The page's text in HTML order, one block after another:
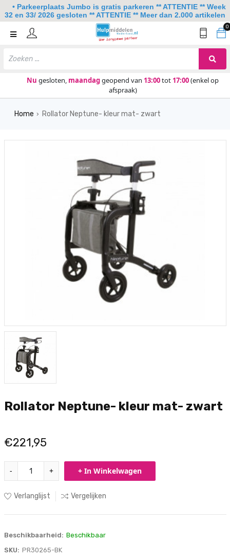
0
Nu gesloten, maandaggeopend van 13:00tot 17:00(enkel op
afspraak)
Home
Keuken
Home › Rollator Neptune- kleur mat- zwart
Rollator Neptune- kleur mat- zwart
€221,95
- + + In Winkelwagen
Verlanglijst Vergelijken
Beschikbaarheid: Beschikbaar
SKU: PR30265-BK
• Parkeerplaats Jumbo is gratis parkeren ** ATTENTIE ** Week
32 en 33/ 2026 gesloten ** ATTENTIE ** Meer dan 2.000 artikelen